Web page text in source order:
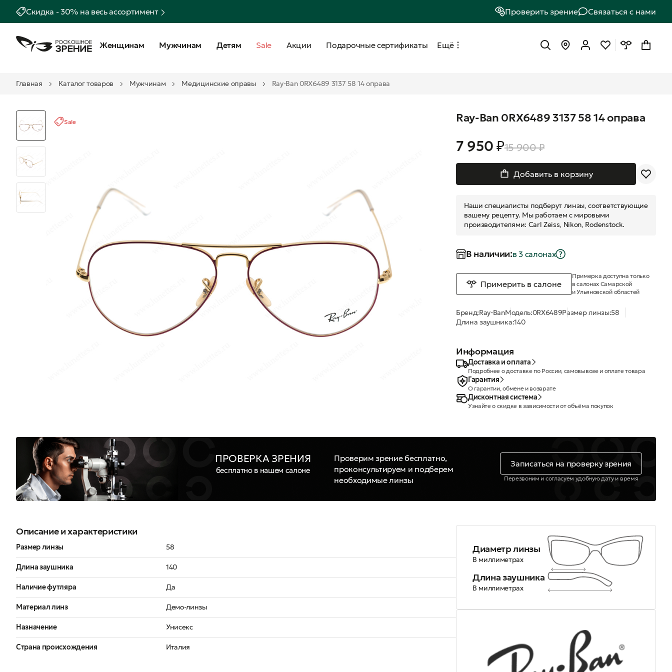
Скидка - 30% на весь ассортимент Проверить зрение Связаться с нами
Женщинам Мужчинам Детям Sale Акции Подарочные сертификаты Ещё
Главная Каталог товаров Мужчинам Медицинские оправы Ray-Ban 0RX6489 3137 58 14 оправа
Sale Ray-Ban 0RX6489 3137 58 14 оправа
7 950 ₽15 900 ₽
Добавить в корзину
Наши специалисты подберут линзы, соответствующие
вашему рецепту. Мы работаем с мировыми
производителями: Carl Zeiss, Nikon, Rodenstock.
В наличии:в 3 салонах
Примерить в салоне
Примерка доступна только
в салонах Самарской
и Ульяновской областей
Бренд:Ray-BanМодель:0RX6489Размер линзы:58
Длина заушника:140
Информация
Доставка и оплата
Подробнее о доставке по России, самовывозе и оплате товара
Гарантия
О гарантии, обмене и возврате
Дисконтная система
Узнайте о скидке в зависимости от объёма покупок
ПРОВЕРКА ЗРЕНИЯ
бесплатно в нашем салоне
Проверим зрение бесплатно,
проконсультируем и подберем
необходимые линзы
Записаться на проверку зрения
Перезвоним и согласуем удобную дату и время
Описание и характеристики
Размер линзы 58
Длина заушника 140
Наличие футляра Да
Материал линз Демо-линзы
Назначение Унисекс
Страна происхождения Италия
Диаметр линзы
В миллиметрах
Длина заушника
В миллиметрах